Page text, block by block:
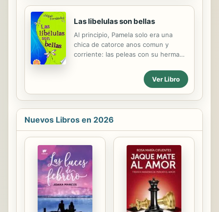
Las libelulas son bellas
Al principio, Pamela solo era una
chica de catorce anos comun y
corriente: las peleas con su hermana
instituto, el amor imposible y, sobre
todo, lo mas trascendental para ella,
su popularidad y la admiracion de sus
companeros. De repente una noche,
desconocido, su vida da un completo
giro y empiezan a aparecer en ella
grandes dificultades. Al empezar su
tercer curso, dos nuevos amigos le
ensenaran, poco a poco, a conocer a
su Salvador y le haran comprender lo
importante que es la tolerancia. Y al
tiempo que emprende su...
Ver Libro
Nuevos Libros en 2026